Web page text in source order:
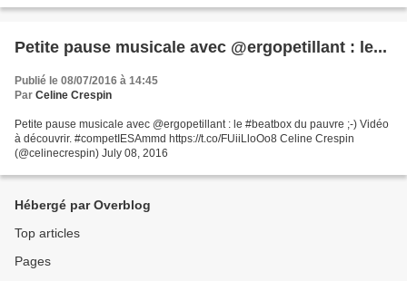
Petite pause musicale avec @ergopetillant : le...
Publié le 08/07/2016 à 14:45
Par Celine Crespin
Petite pause musicale avec @ergopetillant : le #beatbox du pauvre ;-) Vidéo
à découvrir. #competIESAmmd https://t.co/FUiiLloOo8 Celine Crespin
(@celinecrespin) July 08, 2016
Hébergé par Overblog
Top articles
Pages